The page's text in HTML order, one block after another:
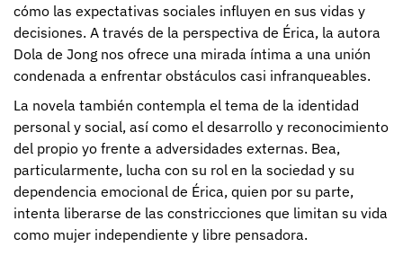
cómo las expectativas sociales influyen en sus vidas y
decisiones. A través de la perspectiva de Érica, la autora
Dola de Jong nos ofrece una mirada íntima a una unión
condenada a enfrentar obstáculos casi infranqueables.
La novela también contempla el tema de la identidad
personal y social, así como el desarrollo y reconocimiento
del propio yo frente a adversidades externas. Bea,
particularmente, lucha con su rol en la sociedad y su
dependencia emocional de Érica, quien por su parte,
intenta liberarse de las constricciones que limitan su vida
como mujer independiente y libre pensadora.